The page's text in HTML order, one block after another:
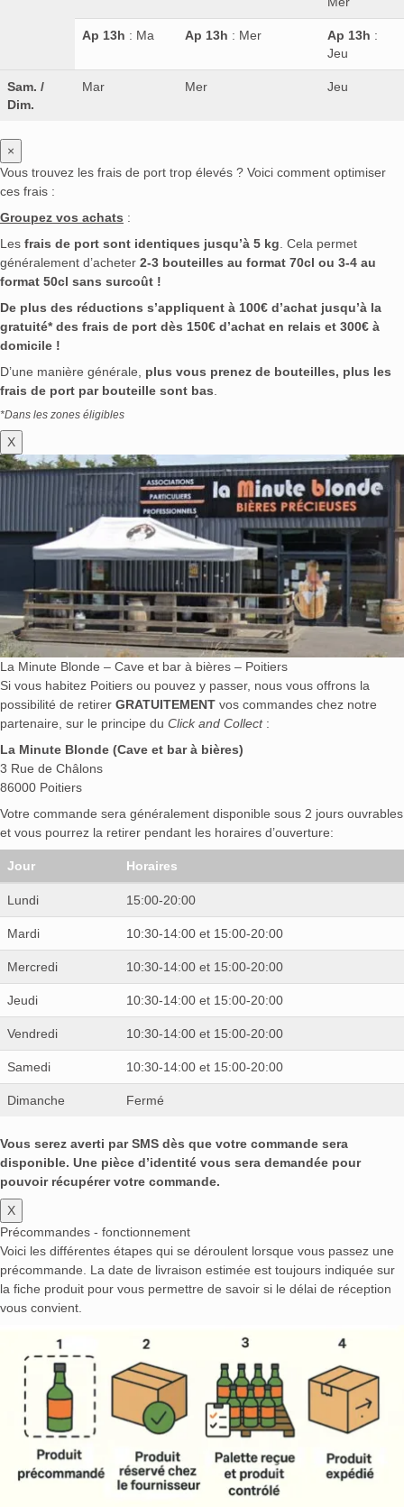
Ap 13h : Ma Ap 13h : Mer Ap 13h :
Jeu
Sam. /
Dim.
Mar Mer Jeu
×
Vous trouvez les frais de port trop élevés ? Voici comment optimiser
ces frais :
Groupez vos achats :
Les frais de port sont identiques jusqu’à 5 kg. Cela permet
généralement d’acheter 2-3 bouteilles au format 70cl ou 3-4 au
format 50cl sans surcoût !
De plus des réductions s’appliquent à 100€ d’achat jusqu’à la
gratuité* des frais de port dès 150€ d’achat en relais et 300€ à
domicile !
D’une manière générale, plus vous prenez de bouteilles, plus les
frais de port par bouteille sont bas.
*Dans les zones éligibles
X
La Minute Blonde – Cave et bar à bières – Poitiers
Si vous habitez Poitiers ou pouvez y passer, nous vous offrons la
possibilité de retirer GRATUITEMENT vos commandes chez notre
partenaire, sur le principe du Click and Collect:
La Minute Blonde (Cave et bar à bières)
3 Rue de Châlons
86000 Poitiers
Votre commande sera généralement disponible sous 2 jours ouvrables
et vous pourrez la retirer pendant les horaires d’ouverture:
Jour Horaires
Lundi 15:00-20:00
Mardi 10:30-14:00 et 15:00-20:00
Mercredi 10:30-14:00 et 15:00-20:00
Jeudi 10:30-14:00 et 15:00-20:00
Vendredi 10:30-14:00 et 15:00-20:00
Samedi 10:30-14:00 et 15:00-20:00
Dimanche Fermé
Vous serez averti par SMS dès que votre commande sera
disponible. Une pièce d’identité vous sera demandée pour
pouvoir récupérer votre commande.
X
Précommandes - fonctionnement
Voici les différentes étapes qui se déroulent lorsque vous passez une
précommande. La date de livraison estimée est toujours indiquée sur
la fiche produit pour vous permettre de savoir si le délai de réception
vous convient.